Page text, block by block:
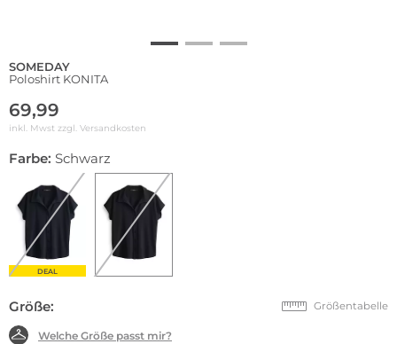
SOMEDAY
Poloshirt KONITA
69,99
inkl. Mwst zzgl. Versandkosten
Farbe: Schwarz
DEAL
Größe: Größentabelle
Welche Größe passt mir?